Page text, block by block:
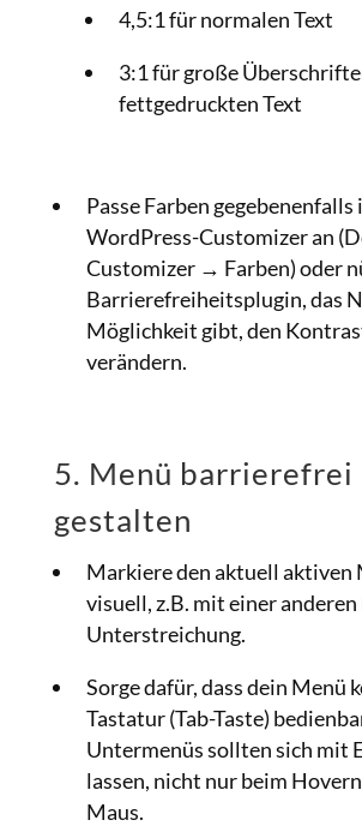
4,5:1 für normalen Text
3:1 für große
fettgedruckten Text
Passe Farben gegebenenfalls
WordPress-Customizer an
Customizer → Farben) oder
Barrierefreiheitsplugin, das
Möglichkeit gibt, den
verändern.
5. Menü barrierefrei
gestalten
Markiere den aktuell aktiven
visuell, z.B. mit einer anderen
Unterstreichung.
Sorge dafür, dass dein Menü
Tastatur (Tab-Taste)
Untermenüs sollten sich mit
lassen, nicht nur beim
Maus.